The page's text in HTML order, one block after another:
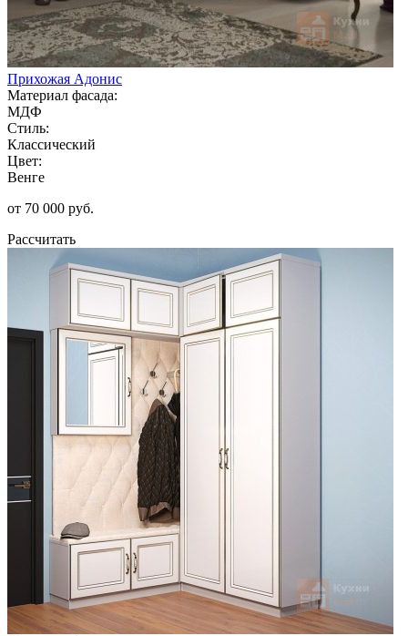
Прихожая Адонис
Материал фасада:
МДФ
Стиль:
Классический
Цвет:
Венге
от 70 000 руб.
Рассчитать